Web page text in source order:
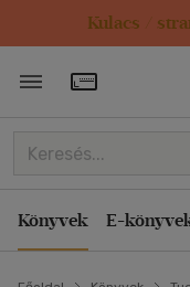
Kulacs /
Könyvek E-